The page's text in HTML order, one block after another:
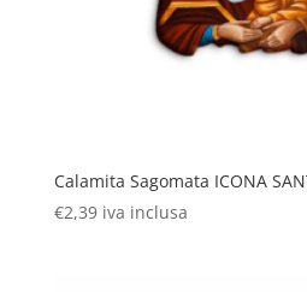
Calamita Sagomata ICONA
€2,39 iva inclusa